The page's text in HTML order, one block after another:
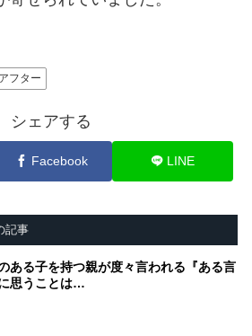
フター
シェアする
Facebook LINE
記事
ある子を持つ親が度々言われる『ある言
思うことは…